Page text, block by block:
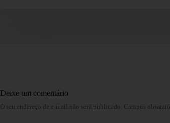
Deixe um comentário
O seu endereço de e-mail não será publicado. Campos